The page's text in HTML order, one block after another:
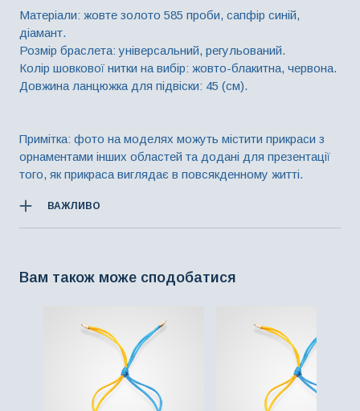
Матеріали: жовте золото 585 проби, сапфір синій,
діамант.
Розмір браслета: універсальний, регульований.
Колір шовкової нитки на вибір: жовто-блакитна, червона.
Довжина ланцюжка для підвіски: 45 (см).
Примітка: фото на моделях можуть містити прикраси з
орнаментами інших областей та додані для презентації
того, як прикраса виглядає в повсякденному житті.
ВАЖЛИВО
урахуванням всіх змін.
Вам також може сподобатися